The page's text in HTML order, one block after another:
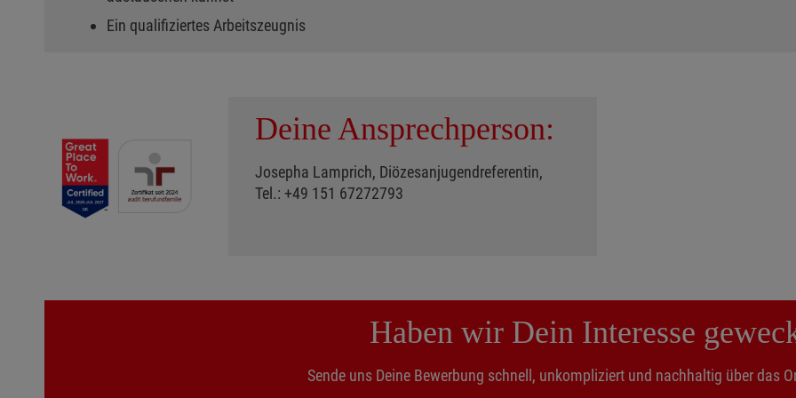
Ein qualifiziertes Arbeitszeugnis
Deine Ansprechperson:
Josepha Lamprich, Diözesanjugendreferentin,
Tel.: +49 151 67272793
Haben wir Dein Interesse
Sende uns Deine Bewerbung schnell, unkompliziert und nachhaltig über das